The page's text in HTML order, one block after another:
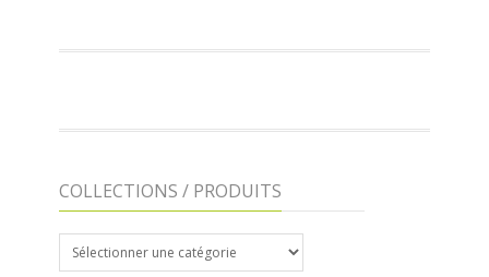
COLLECTIONS / PRODUITS
COLLECTIONS